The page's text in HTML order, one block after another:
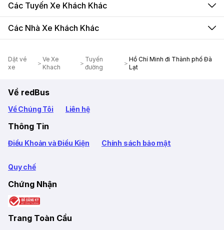
Các Tuyến Xe Khách Khác
Các Nhà Xe Khách Khác
Dặt vé
xe
Ve Xe
Khach
Tuyến
đường
Hồ Chí Minh đi Thành phố Đà
Lạt
Về redBus
Về Chúng Tôi Liên hệ
Thông Tin
Điều Khoản và Điều Kiện Chính sách bảo mật
Quy chế
Chứng Nhận
Trang Toàn Cầu